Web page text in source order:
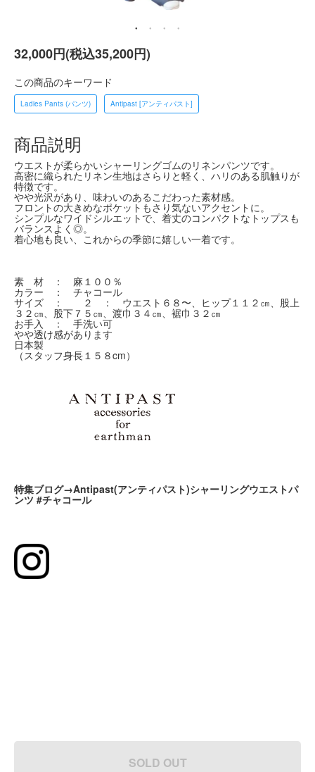
32,000円(税込35,200円)
この商品のキーワード
Ladies Pants (パンツ) Antipast [アンティパスト]
商品説明
ウエストが柔らかいシャーリングゴムのリネンパンツです。
高密に織られたリネン生地はさらりと軽く、ハリのある肌触りが
特徴です。
やや光沢があり、味わいのあるこだわった素材感。
フロントの大きめなポケットもさり気ないアクセントに。
シンプルなワイドシルエットで、着丈のコンパクトなトップスも
バランスよく◎。
着心地も良い、これからの季節に嬉しい一着です。
素 材 ： 麻１００％
カラー ： チャコール
サイズ ： ２ ： ウエスト６８〜、ヒップ１１２㎝、股上
３２㎝、股下７５㎝、渡巾３４㎝、裾巾３２㎝
お手入 ： 手洗い可
やや透け感があります
日本製
（スタッフ身長１５８cm）
特集ブログ→Antipast(アンティパスト)シャーリングウエストパ
ンツ #チャコール
SOLD OUT